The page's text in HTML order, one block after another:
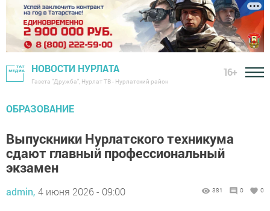
НОВОСТИ НУРЛАТА
Газета "Дружба", Нурлат ТВ - Нурлатский район
16+
ОБРАЗОВАНИЕ
Выпускники Нурлатского техникума
сдают главный профессиональный
экзамен
admin, 4 июня 2026 - 09:00 381 0 0